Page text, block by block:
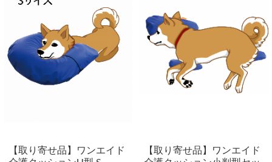
【取り寄せ品】ワンエイド
【取り寄せ品】ワンエイド